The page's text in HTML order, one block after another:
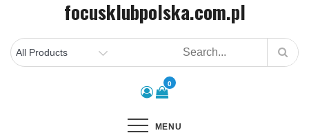
content
focusklubpolska.com.pl
0
MENU